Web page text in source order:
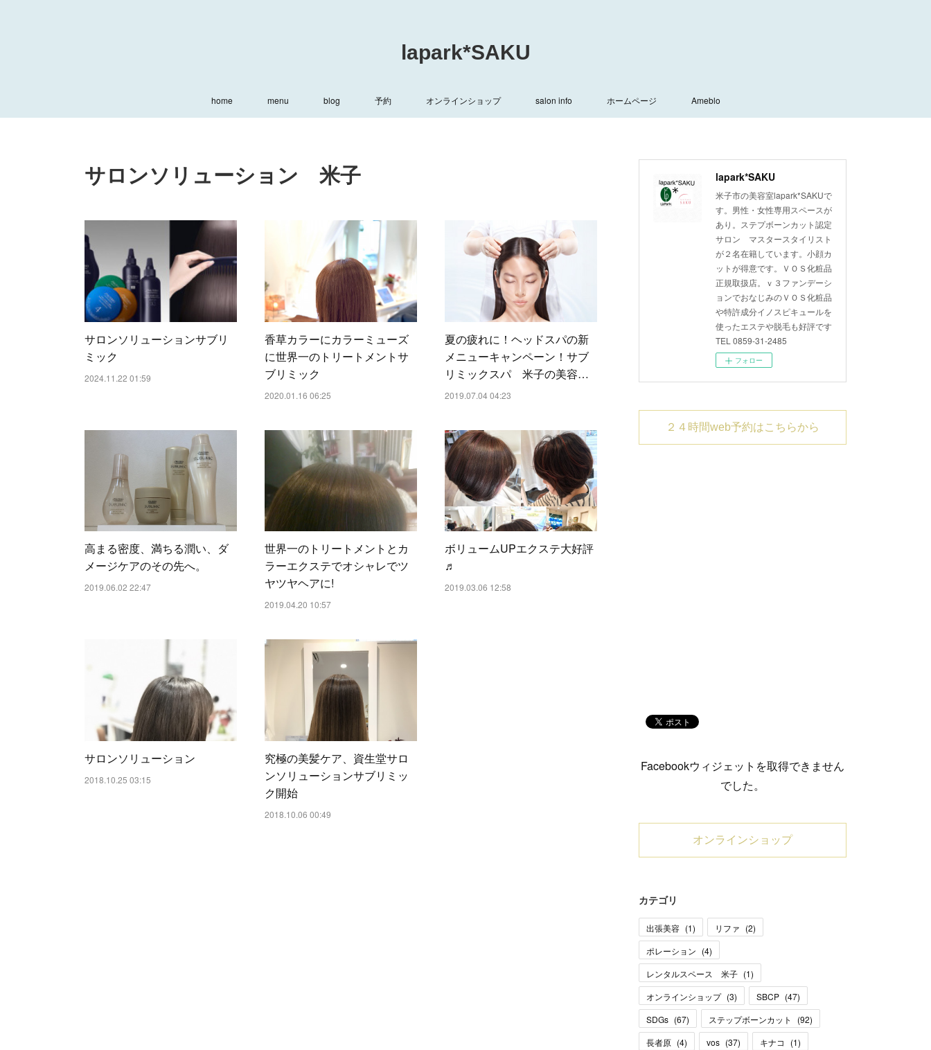
lapark*SAKU
home menu blog 予約 オンラインショップ salon info ホームページ Ameblo
サロンソリューション 米子
サロンソリューションサブリ
ミック
2024.11.22 01:59
香草カラーにカラーミューズ
に世界一のトリートメントサ
ブリミック
2020.01.16 06:25
夏の疲れに！ヘッドスパの新
メニューキャンペーン！サブ
リミックスパ 米子の美容…
2019.07.04 04:23
高まる密度、満ちる潤い、ダ
メージケアのその先へ。
2019.06.02 22:47
世界一のトリートメントとカ
ラーエクステでオシャレでツ
ヤツヤヘアに!
2019.04.20 10:57
ボリュームUPエクステ大好評
♬
2019.03.06 12:58
サロンソリューション
2018.10.25 03:15
究極の美髪ケア、資生堂サロ
ンソリューションサブリミッ
ク開始
2018.10.06 00:49
lapark*SAKU
米子市の美容室lapark*SAKUで
す。男性・女性専用スペースが
あり。ステプボーンカット認定
サロン マスタースタイリスト
が２名在籍しています。小顔カ
ットが得意です。ＶＯＳ化粧品
正規取扱店。ｖ３ファンデーシ
ョンでおなじみのＶＯＳ化粧品
や特許成分イノスピキュールを
使ったエステや脱毛も好評です
TEL 0859-31-2485
フォロー
２４時間web予約はこちらから
Facebookウィジェットを取得できません
でした。
オンラインショップ
カテゴリ
出張美容 (1) リファ (2)
ポレーション (4)
レンタルスペース 米子 (1)
オンラインショップ (3) SBCP (47)
SDGs (67) ステップボーンカット (92)
長者原 (4) vos (37) キナコ (1)